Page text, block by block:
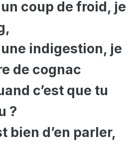
un coup de froid, je
une indigestion, je
de cognac
c’est que tu
?
bien d’en parler,